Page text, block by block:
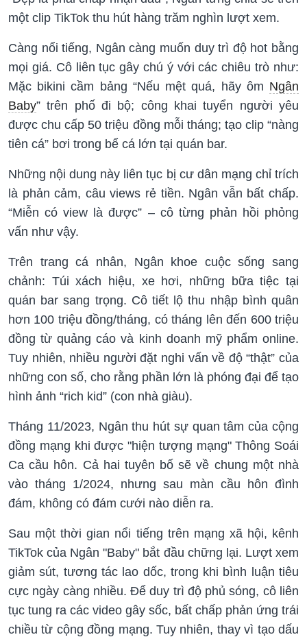
một clip TikTok thu hút hàng trăm nghìn lượt xem.
Càng nổi tiếng, Ngân càng muốn duy trì độ hot bằng
mọi giá. Cô liên tục gây chú ý với các chiêu trò như:
Mặc bikini cầm bảng “Nếu mệt quá, hãy ôm Ngân
Baby” trên phố đi bộ; công khai tuyển người yêu
được chu cấp 50 triệu đồng mỗi tháng; tạo clip “nàng
tiên cá” bơi trong bể cá lớn tại quán bar.
Những nội dung này liên tục bị cư dân mạng chỉ trích
là phản cảm, câu views rẻ tiền. Ngân vẫn bất chấp.
“Miễn có view là được” – cô từng phản hồi phỏng
vấn như vậy.
Trên trang cá nhân, Ngân khoe cuộc sống sang
chảnh: Túi xách hiệu, xe hơi, những bữa tiệc tại
quán bar sang trọng. Cô tiết lộ thu nhập bình quân
hơn 100 triệu đồng/tháng, có tháng lên đến 600 triệu
đồng từ quảng cáo và kinh doanh mỹ phẩm online.
Tuy nhiên, nhiều người đặt nghi vấn về độ “thật” của
những con số, cho rằng phần lớn là phóng đại để tạo
hình ảnh “rich kid” (con nhà giàu).
Tháng 11/2023, Ngân thu hút sự quan tâm của cộng
đồng mạng khi được "hiện tượng mạng" Thông Soái
Ca cầu hôn. Cả hai tuyên bố sẽ về chung một nhà
vào tháng 1/2024, nhưng sau màn cầu hôn đình
đám, không có đám cưới nào diễn ra.
Sau một thời gian nổi tiếng trên mạng xã hội, kênh
TikTok của Ngân "Baby" bắt đầu chững lại. Lượt xem
giảm sút, tương tác lao dốc, trong khi bình luận tiêu
cực ngày càng nhiều. Để duy trì độ phủ sóng, cô liên
tục tung ra các video gây sốc, bất chấp phản ứng trái
chiều từ cộng đồng mạng. Tuy nhiên, thay vì tạo dấu